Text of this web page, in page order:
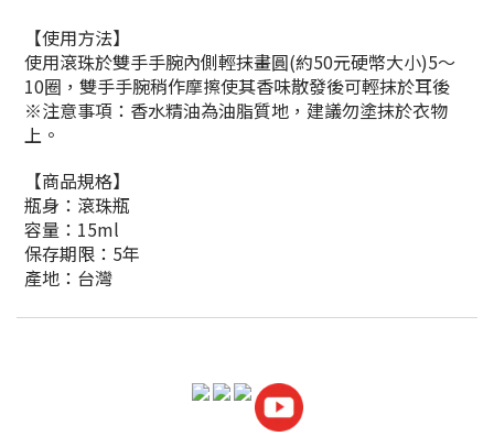
【使用方法】
使用滾珠於雙手手腕內側輕抹畫圓(約50元硬幣大小)5～
10圈，雙手手腕稍作摩擦使其香味散發後可輕抹於耳後
※注意事項：香水精油為油脂質地，建議勿塗抹於衣物
上。
【商品規格】
瓶身：滾珠瓶
容量：15ml
保存期限：5年
產地：台灣